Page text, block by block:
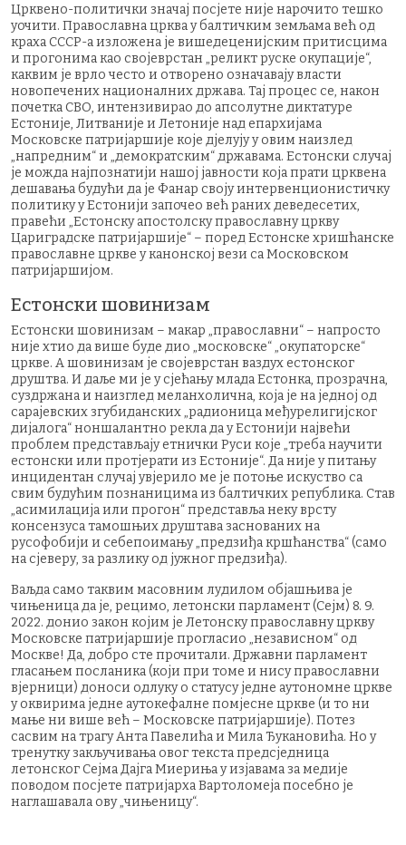
Црквено-политички значај посјете није нарочито тешко
уочити. Православна црква у балтичким земљама већ од
краха СССР-а изложена је вишедеценијским притисцима
и прогонима као својеврстан „реликт руске окупације“,
каквим је врло често и отворено означавају власти
новопечених националних држава. Тај процес се, након
почетка СВО, интензивирао до апсолутне диктатуре
Естоније, Литваније и Летоније над епархијама
Московске патријаршије које дјелују у овим наизлед
„напредним“ и „демократским“ државама. Естонски случај
је можда најпознатији нашој јавности која прати црквена
дешавања будући да је Фанар своју интервенционистичку
политику у Естонији започео већ раних деведесетих,
правећи „Естонску апостолску православну цркву
Цариградске патријаршије“ – поред Естонске хришћанске
православне цркве у канонској вези са Московском
патријаршијом.
Естонски шовинизам
Естонски шовинизам – макар „православни“ – напросто
није хтио да више буде дио „московске“ „окупаторске“
цркве. А шовинизам је својеврстан ваздух естонског
друштва. И даље ми је у сјећању млада Естонка, прозрачна,
суздржана и наизглед меланхолична, која је на једној од
сарајевских згубиданских „радионица међурелигијског
дијалога“ ноншалантно рекла да у Естонији највећи
проблем представљају етнички Руси које „треба научити
естонски или протјерати из Естоније“. Да није у питању
инцидентан случај увјерило ме је потоње искуство са
свим будућим познаницима из балтичких република. Став
„асимилација или прогон“ представља неку врсту
консензуса тамошњих друштава заснованих на
русофобији и себепоимању „предзиђа кршћанства“ (само
на сјеверу, за разлику од јужног предзиђа).
Ваљда само таквим масовним лудилом објашњива је
чињеница да је, рецимо, летонски парламент (Сејм) 8. 9.
2022. донио закон којим је Летонску православну цркву
Московске патријаршије прогласио „независном“ од
Москве! Да, добро сте прочитали. Државни парламент
гласањем посланика (који при томе и нису православни
вјерници) доноси одлуку о статусу једне аутономне цркве
у оквирима једне аутокефалне помјесне цркве (и то ни
мање ни више већ – Московске патријаршије). Потез
сасвим на трагу Анта Павелића и Мила Ђукановића. Но у
тренутку закључивања овог текста предсједница
летонског Сејма Дајга Миериња у изјавама за медије
поводом посјете патријарха Вартоломеја посебно је
наглашавала ову „чињеницу“.